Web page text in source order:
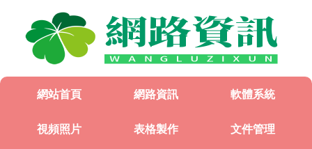
網站首頁 網路資訊 軟體系統
視頻照片 表格製作 文件管理